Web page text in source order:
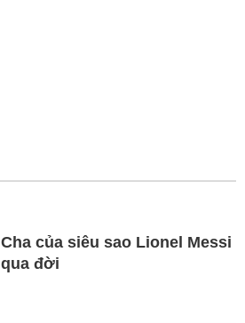
Cha của siêu sao Lionel Messi
qua đời